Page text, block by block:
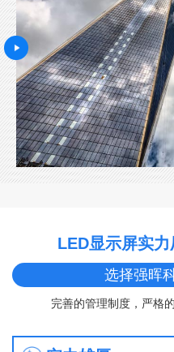
LED显示屏实力
选择强晖
完善的管理制度，严格